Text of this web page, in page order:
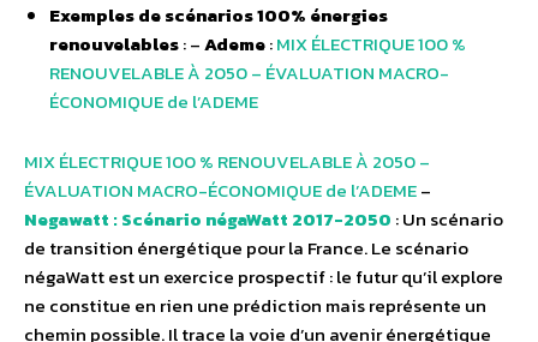
Exemples de scénarios 100% énergies
renouvelables: –Ademe:MIX ÉLECTRIQUE 100 %
RENOUVELABLE À 2050 – ÉVALUATION MACRO-
ÉCONOMIQUE de l’ADEME
MIX ÉLECTRIQUE 100 % RENOUVELABLE À 2050 –
ÉVALUATION MACRO-ÉCONOMIQUE de l’ADEME–
Negawatt : Scénario négaWatt 2017-2050 : Un scénario
de transition énergétique pour la France. Le scénario
négaWatt est un exercice prospectif : le futur qu’il explore
ne constitue en rien une prédiction mais représente un
chemin possible. Il trace la voie d’un avenir énergétique